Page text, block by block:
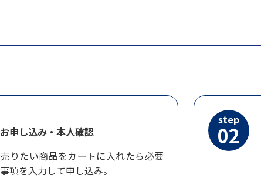
お申し込み・本人確認
売りたい商品をカートに入れたら必要
事項を入力して申し込み。
step
02